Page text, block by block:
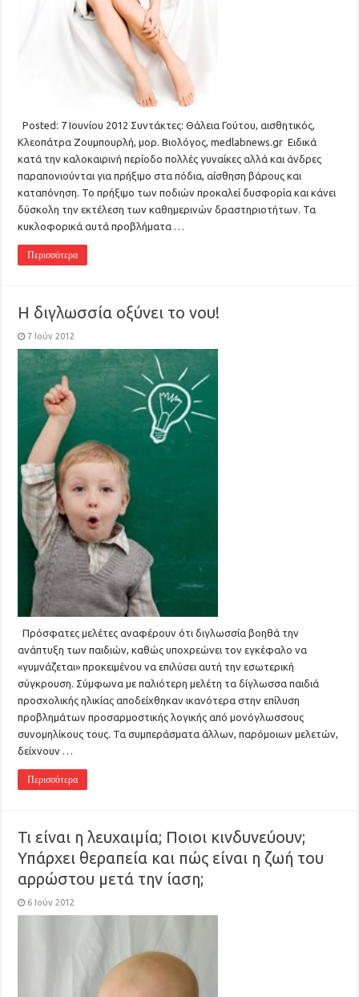
Posted: 7 Ιουνίου 2012 Συντάκτες: Θάλεια Γούτου, αισθητικός,
Κλεοπάτρα Ζουμπουρλή, μορ. Βιολόγος, medlabnews.gr Ειδικά
κατά την καλοκαιρινή περίοδο πολλές γυναίκες αλλά και άνδρες
παραπονιούνται για πρήξιμο στα πόδια, αίσθηση βάρους και
καταπόνηση. Το πρήξιμο των ποδιών προκαλεί δυσφορία και κάνει
δύσκολη την εκτέλεση των καθημερινών δραστηριοτήτων. Τα
κυκλοφορικά αυτά προβλήματα …
Περισσότερα
Η διγλωσσία οξύνει το νου!
7 Ιούν 2012
Πρόσφατες μελέτες αναφέρουν ότι διγλωσσία βοηθά την
ανάπτυξη των παιδιών, καθώς υποχρεώνει τον εγκέφαλο να
«γυμνάζεται» προκειμένου να επιλύσει αυτή την εσωτερική
σύγκρουση. Σύμφωνα με παλιότερη μελέτη τα δίγλωσσα παιδιά
προσχολικής ηλικίας αποδείχθηκαν ικανότερα στην επίλυση
προβλημάτων προσαρμοστικής λογικής από μονόγλωσσους
συνομηλίκους τους. Τα συμπεράσματα άλλων, παρόμοιων μελετών,
δείχνουν …
Περισσότερα
Τι είναι η λευχαιμία; Ποιοι κινδυνεύουν;
Υπάρχει θεραπεία και πώς είναι η ζωή του
αρρώστου μετά την ίαση;
6 Ιούν 2012